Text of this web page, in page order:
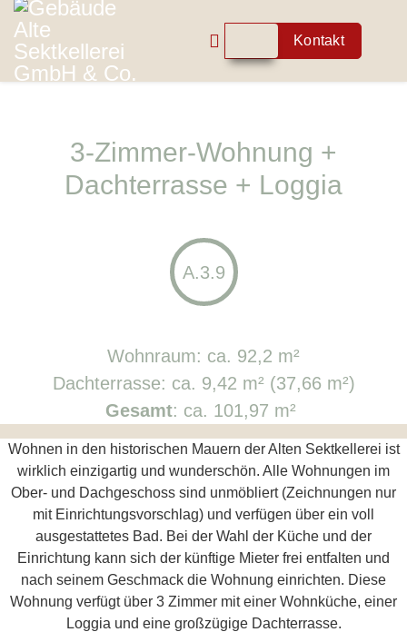
Kontakt
3-Zimmer-Wohnung +
Dachterrasse + Loggia
A.3.9
Wohnraum: ca. 92,2 m²
Dachterrasse: ca. 9,42 m² (37,66 m²)
Gesamt: ca. 101,97 m²
Wohnen in den historischen Mauern der Alten Sektkellerei ist
wirklich einzigartig und wunderschön. Alle Wohnungen im
Ober- und Dachgeschoss sind unmöbliert (Zeichnungen nur
mit Einrichtungsvorschlag) und verfügen über ein voll
ausgestattetes Bad. Bei der Wahl der Küche und der
Einrichtung kann sich der künftige Mieter frei entfalten und
nach seinem Geschmack die Wohnung einrichten. Diese
Wohnung verfügt über 3 Zimmer mit einer Wohnküche, einer
Loggia und eine großzügige Dachterrasse.